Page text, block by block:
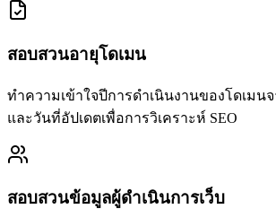
สอบสวนอายุโดเมน
ทำความเข้าใจปีการดำเนินงานของโดเมน
และวันที่อัปเดตเพื่อการวิเคราะห์ SEO
สอบสวนข้อมูลผู้ดำเนินการเว็บ